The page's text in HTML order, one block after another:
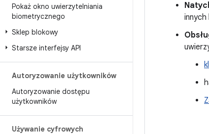
Pokaż okno uwierzytelniania
biometrycznego
Sklep blokowy
Starsze interfejsy API
Autoryzowanie użytkowników
Autoryzowanie dostępu
użytkowników
Używanie cyfrowych